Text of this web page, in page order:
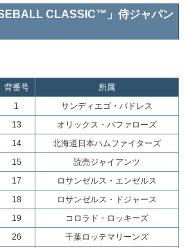
CLASSIC™」侍ジャパン
背番号
所属
1
サンディエゴ・パドレス
13
オリックス・バファローズ
14
北海道日本ハムファイターズ
15
読売ジャイアンツ
17
ロサンゼルス・エンゼルス
18
ロサンゼルス・ドジャース
19
コロラド・ロッキーズ
26
千葉ロッテマリーンズ